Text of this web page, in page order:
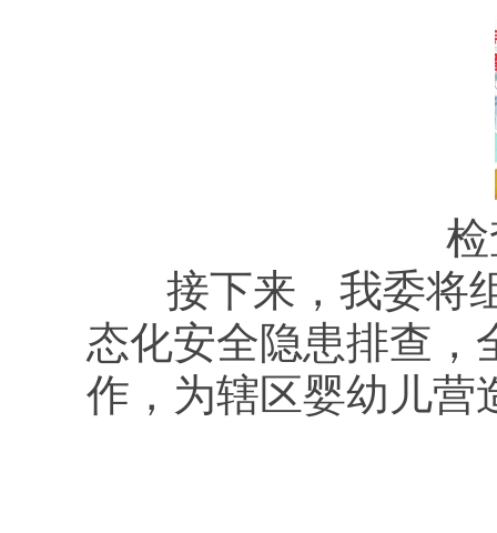
接下来， 我委将
态化安全隐患排查，
作，为辖区婴幼儿营